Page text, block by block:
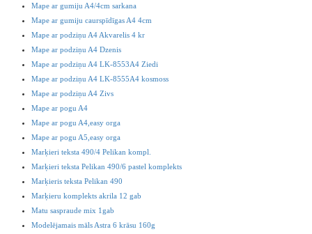
Mape ar gumiju A4/4cm sarkana
Mape ar gumiju caurspīdīgas A4 4cm
Mape ar podziņu A4 Akvarelis 4 kr
Mape ar podziņu A4 Dzenis
Mape ar podziņu A4 LK-8553A4 Ziedi
Mape ar podziņu A4 LK-8555A4 kosmoss
Mape ar podziņu A4 Zivs
Mape ar pogu A4
Mape ar pogu A4,easy orga
Mape ar pogu A5,easy orga
Marķieri teksta 490/4 Pelikan kompl.
Marķieri teksta Pelikan 490/6 pastel komplekts
Marķieris teksta Pelikan 490
Marķieru komplekts akrila 12 gab
Matu saspraude mix 1gab
Modelējamais māls Astra 6 krāsu 160g